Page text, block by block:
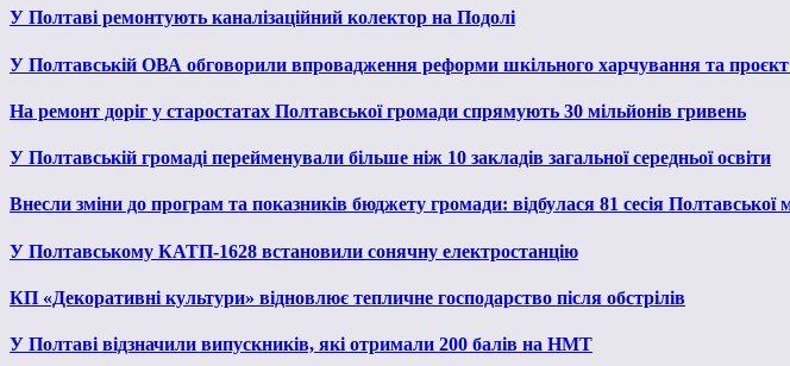
У Полтаві ремонтують каналізаційний колектор на Подолі
У Полтавській ОВА обговорили впровадження реформи шкільного харчування та
На ремонт доріг у старостатах Полтавської громади спрямують 30 мільйонів гривень
У Полтавській громаді перейменували більше ніж 10 закладів загальної середньої освіти
Внесли зміни до програм та показників бюджету громади: відбулася 81 сесія Полтавської
У Полтавському КАТП-1628 встановили сонячну електростанцію
КП «Декоративні культури» відновлює тепличне господарство після обстрілів
У Полтаві відзначили випускників, які отримали 200 балів на НМТ